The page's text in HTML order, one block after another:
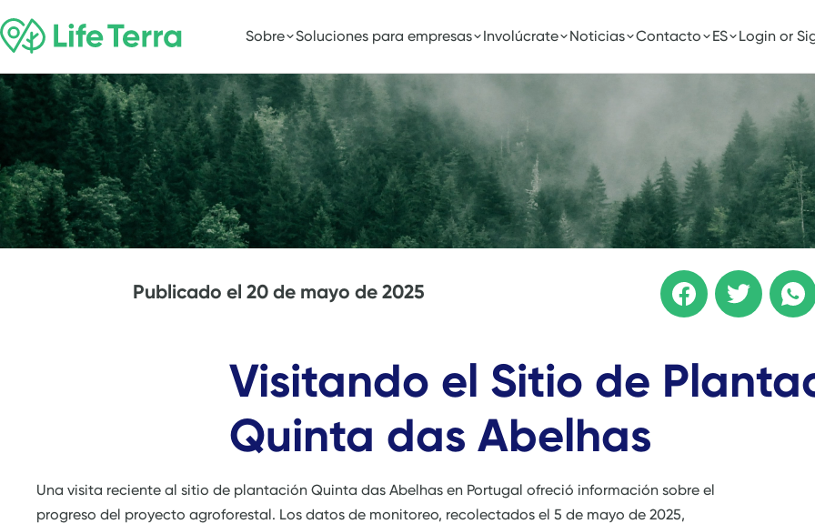
Sobre Soluciones para empresas Involúcrate Noticias Contacto ES Login or
Publicado el 20 de mayo de 2025
Visitando el Sitio de
Quinta das Abelhas
Una visita reciente al sitio de plantación Quinta das Abelhas en Portugal ofreció información sobre el
progreso del proyecto agroforestal. Los datos de monitoreo, recolectados el 5 de mayo de 2025,